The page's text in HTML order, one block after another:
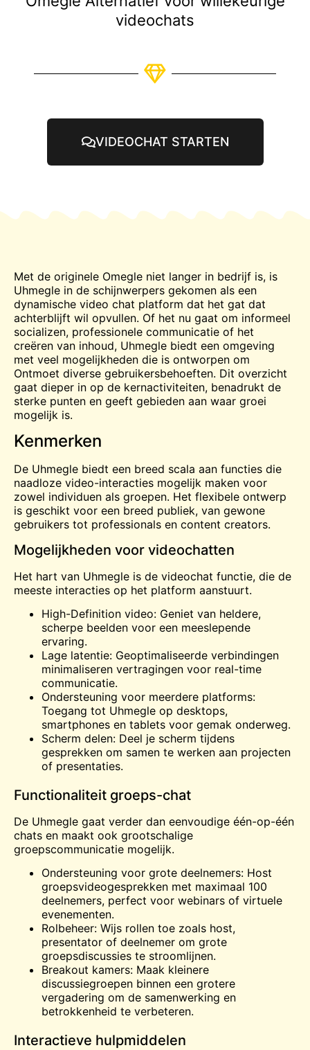
videochats
VIDEOCHAT STARTEN
Met de originele Omegle niet langer in bedrijf is, is
Uhmegle in de schijnwerpers gekomen als een
dynamische video chat platform dat het gat dat
achterblijft wil opvullen. Of het nu gaat om informeel
socializen, professionele communicatie of het
creëren van inhoud, Uhmegle biedt een omgeving
met veel mogelijkheden die is ontworpen om
Ontmoet diverse gebruikersbehoeften. Dit overzicht
gaat dieper in op de kernactiviteiten, benadrukt de
sterke punten en geeft gebieden aan waar groei
mogelijk is.
Kenmerken
De Uhmegle biedt een breed scala aan functies die
naadloze video-interacties mogelijk maken voor
zowel individuen als groepen. Het flexibele ontwerp
is geschikt voor een breed publiek, van gewone
gebruikers tot professionals en content creators.
Mogelijkheden voor videochatten
Het hart van Uhmegle is de videochat functie, die de
meeste interacties op het platform aanstuurt.
High-Definition video: Geniet van heldere,
scherpe beelden voor een meeslepende
ervaring.
Lage latentie: Geoptimaliseerde verbindingen
minimaliseren vertragingen voor real-time
communicatie.
Ondersteuning voor meerdere platforms:
Toegang tot Uhmegle op desktops,
smartphones en tablets voor gemak onderweg.
Scherm delen: Deel je scherm tijdens
gesprekken om samen te werken aan projecten
of presentaties.
Functionaliteit groeps-chat
De Uhmegle gaat verder dan eenvoudige één-op-één
chats en maakt ook grootschalige
groepscommunicatie mogelijk.
Ondersteuning voor grote deelnemers: Host
groepsvideogesprekken met maximaal 100
deelnemers, perfect voor webinars of virtuele
evenementen.
Rolbeheer: Wijs rollen toe zoals host,
presentator of deelnemer om grote
groepsdiscussies te stroomlijnen.
Breakout kamers: Maak kleinere
discussiegroepen binnen een grotere
vergadering om de samenwerking en
betrokkenheid te verbeteren.
Interactieve hulpmiddelen